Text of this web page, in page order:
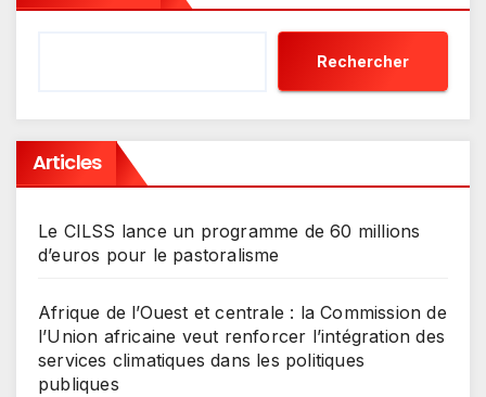
Rechercher
Articles
Le CILSS lance un programme de 60 millions
d’euros pour le pastoralisme
Afrique de l’Ouest et centrale : la Commission de
l’Union africaine veut renforcer l’intégration des
services climatiques dans les politiques
publiques